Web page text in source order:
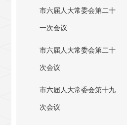
市六届人大常委会第二十
一次会议
市六届人大常委会第二十
次会议
市六届人大常委会第十九
次会议